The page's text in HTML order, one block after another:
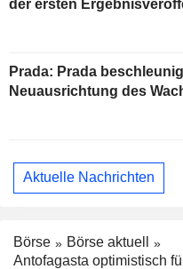
der ersten
Prada: Prada
Neuausrichtung des
Aktuelle Nachrichten
Börse
Börse aktuell
Antofagasta optimistisch